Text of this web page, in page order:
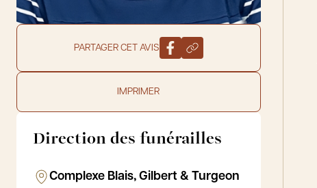
PARTAGER CET AVIS
IMPRIMER
Direction des funérailles
Complexe Blais, Gilbert & Turgeon